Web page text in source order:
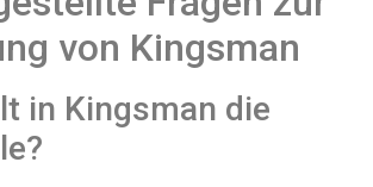
von Kingsman
in Kingsman die